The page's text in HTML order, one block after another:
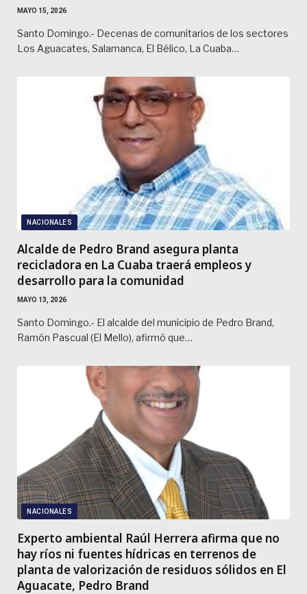
MAYO 15, 2026
Santo Domingo.- Decenas de comunitarios de los sectores
Los Aguacates, Salamanca, El Bélico, La Cuaba…
NACIONALES
Alcalde de Pedro Brand asegura planta
recicladora en La Cuaba traerá empleos y
desarrollo para la comunidad
MAYO 13, 2026
Santo Domingo.- El alcalde del municipio de Pedro Brand,
Ramón Pascual (El Mello), afirmó que…
NACIONALES
Experto ambiental Raúl Herrera afirma que no
hay ríos ni fuentes hídricas en terrenos de
planta de valorización de residuos sólidos en El
Aguacate, Pedro Brand